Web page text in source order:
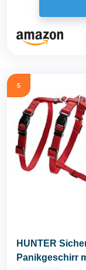
5
HUNTER
Panikgeschirr